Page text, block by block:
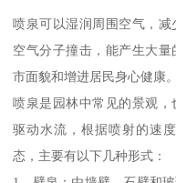
喷泉可以湿润周围空气，
空气分子撞击，能产生大
市面貌和增进居民身心健康。
喷泉是园林中常见的景观
驱动水流，根据喷射的速
态，主要有以下几种形式：